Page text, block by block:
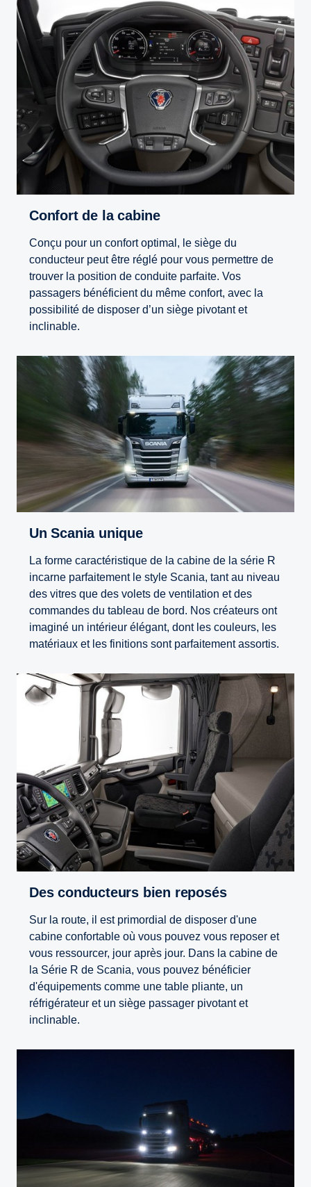
Confort de la cabine
Conçu pour un confort optimal, le siège du
conducteur peut être réglé pour vous permettre de
trouver la position de conduite parfaite. Vos
passagers bénéficient du même confort, avec la
possibilité de disposer d’un siège pivotant et
inclinable.
Un Scania unique
La forme caractéristique de la cabine de la série R
incarne parfaitement le style Scania, tant au niveau
des vitres que des volets de ventilation et des
commandes du tableau de bord. Nos créateurs ont
imaginé un intérieur élégant, dont les couleurs, les
matériaux et les finitions sont parfaitement assortis.
Des conducteurs bien reposés
Sur la route, il est primordial de disposer d'une
cabine confortable où vous pouvez vous reposer et
vous ressourcer, jour après jour. Dans la cabine de
la Série R de Scania, vous pouvez bénéficier
d'équipements comme une table pliante, un
réfrigérateur et un siège passager pivotant et
inclinable.